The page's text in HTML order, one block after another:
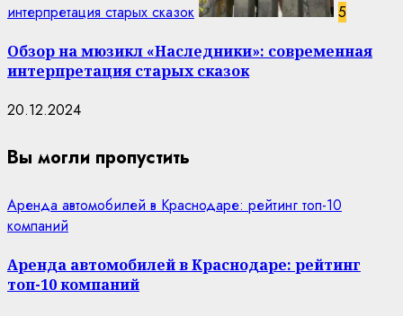
интерпретация старых сказок 5
Обзор на мюзикл «Наследники»: современная
интерпретация старых сказок
20.12.2024
Вы могли пропустить
Аренда автомобилей в Краснодаре: рейтинг топ-10
компаний
Аренда автомобилей в Краснодаре: рейтинг
топ-10 компаний